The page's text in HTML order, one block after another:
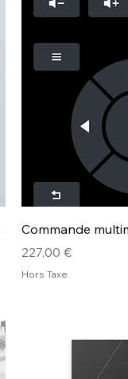
Commande
Prix
227,00 €
Hors Taxe